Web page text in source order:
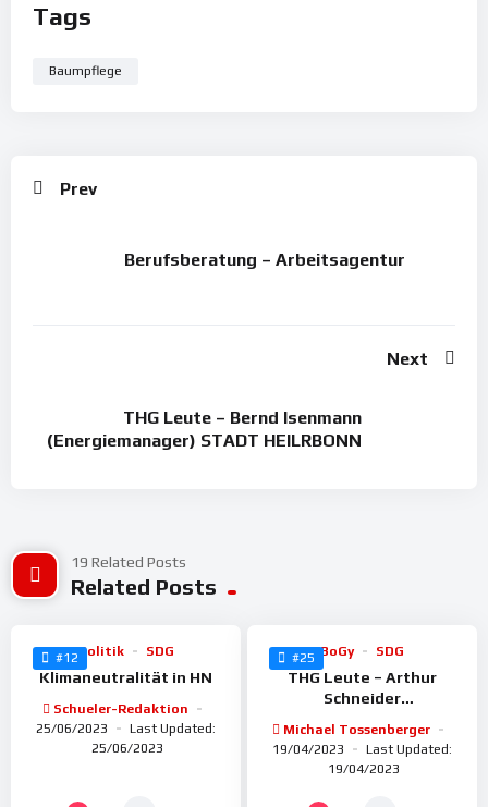
Tags
Baumpflege
Prev
Berufsberatung – Arbeitsagentur
Next
THG Leute – Bernd Isenmann
(Energiemanager) STADT HEILRBONN
19 Related Posts
Related Posts
#12
100
Politik SDG
Klimaneutralität in HN
Schueler-Redaktion
25/06/2023
Last Updated:
25/06/2023
#25 BoGy SDG
THG Leute – Arthur
Schneider
BECHTLE AG
Michael Tossenberger
19/04/2023
Last Updated:
19/04/2023